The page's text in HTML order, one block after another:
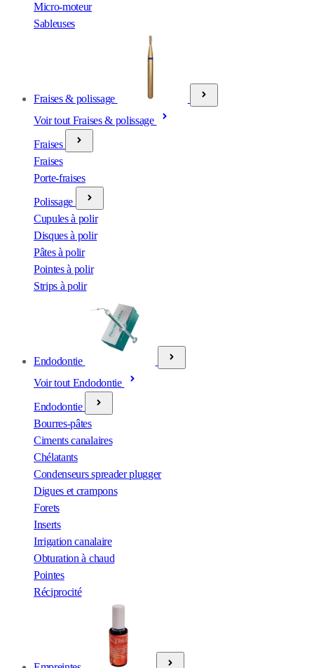
Micro-moteur
Sableuses
Fraises & polissage
Voir tout Fraises & polissage
Fraises
Fraises
Porte-fraises
Polissage
Cupules à polir
Disques à polir
Pâtes à polir
Pointes à polir
Strips à polir
Endodontie
Voir tout Endodontie
Endodontie
Bourres-pâtes
Ciments canalaires
Chélatants
Condenseurs spreader plugger
Digues et crampons
Forets
Inserts
Irrigation canalaire
Obturation à chaud
Pointes
Réciprocité